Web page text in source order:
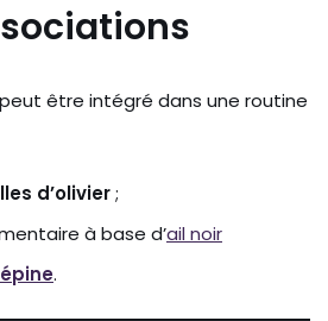
peut être intégré dans une routine
d’olivier;
à base d’ail noir
.